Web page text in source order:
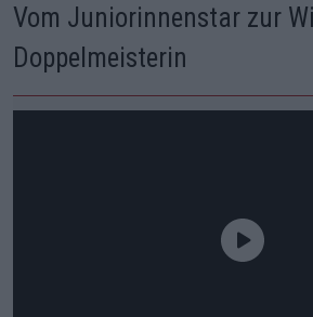
Vom Juniorinnenstar zur
Doppelmeisterin